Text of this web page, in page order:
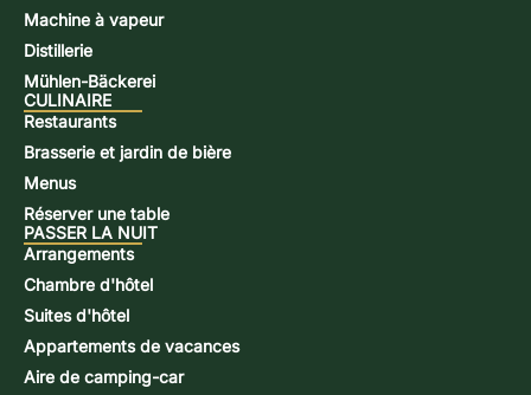
Machine à vapeur
Distillerie
Mühlen-Bäckerei
CULINAIRE
Restaurants
Brasserie et jardin de bière
Menus
Réserver une table
PASSER LA NUIT
Arrangements
Chambre d'hôtel
Suites d'hôtel
Appartements de vacances
Aire de camping-car